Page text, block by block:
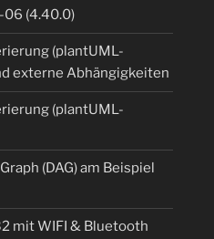
06 (4.40.0)
(plantUML-
externe Abhängigkeiten
(plantUML-
(DAG) am Beispiel
mit WIFI & Bluetooth